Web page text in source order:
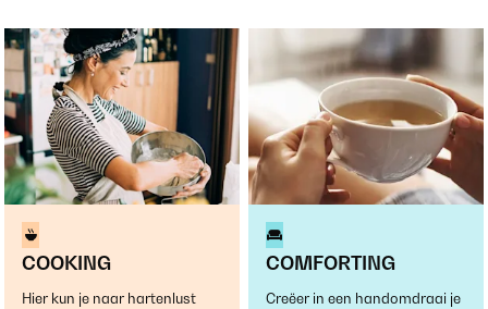
COOKING
Hier kun je naar hartenlust
COMFORTING
Creëer in een handomdraai je